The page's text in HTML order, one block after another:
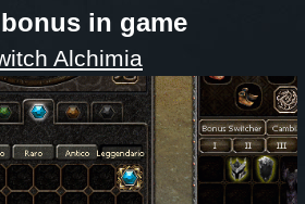
in game
Alchimia